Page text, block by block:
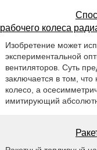
рабочего колеса
Изобретение может
экспериментальной
вентиляторов. Суть
заключается в том,
колесо, а
имитирующий